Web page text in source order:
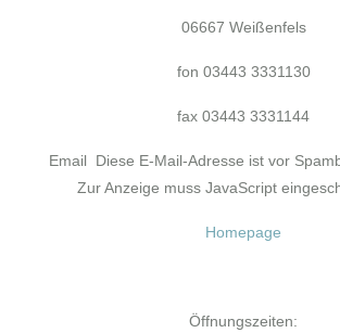
06667 Weißenfels
fon 03443 3331130
fax 03443 3331144
Email Diese E-Mail-Adresse ist vor
Zur Anzeige muss JavaScript
Homepage
Öffnungszeiten: